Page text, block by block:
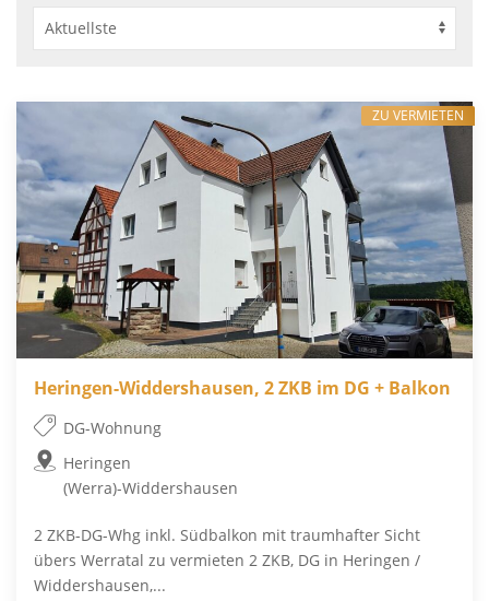
Heringen-Widdershausen, 2 ZKB im DG + Balkon
DG-Wohnung
Heringen
(Werra)-Widdershausen
2 ZKB-DG-Whg inkl. Südbalkon mit traumhafter Sicht
übers Werratal zu vermieten 2 ZKB, DG in Heringen /
Widdershausen,...
ZU VERMIETEN